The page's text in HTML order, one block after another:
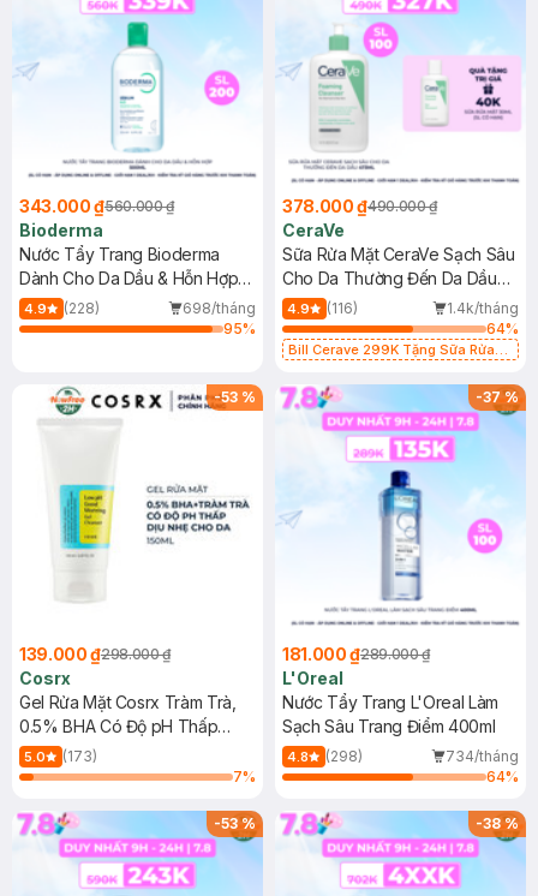
343.000 ₫560.000 ₫
Bioderma
Nước Tẩy Trang Bioderma
Dành Cho Da Dầu & Hỗn Hợp
500ml
4.9 (228)
698/tháng
95%
378.000 ₫490.000 ₫
CeraVe
Sữa Rửa Mặt CeraVe Sạch Sâu
Cho Da Thường Đến Da Dầu
473ml
4.9 (116)
1.4k/tháng
64%
Bill Cerave 299K Tặng Sữa Rửa
-53 %
139.000 ₫298.000 ₫
Cosrx
Gel Rửa Mặt Cosrx Tràm Trà,
0.5% BHA Có Độ pH Thấp
150ml
5.0
(173)
7%
-37%
181.000 ₫289.000 ₫
L'Oreal
Nước Tẩy Trang L'Oreal Làm
Sạch Sâu Trang Điểm 400ml
4.8 (298)
734/tháng
64%
-53% -38%